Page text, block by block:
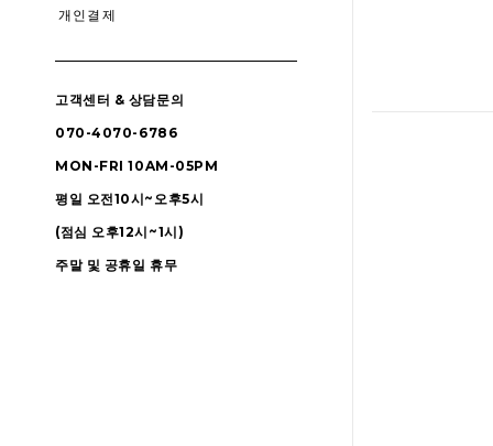
개인결제
고객센터 & 상담문의
070-4070-6786
MON-FRI 10AM-05PM
평일 오전10시~오후5시
(점심 오후12시~1시)
주말 및 공휴일 휴무